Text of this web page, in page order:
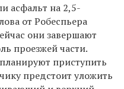
асфальт на 2,5-
от Робеспьера
они завершают
проезжей части.
приступить
предстоит уложить